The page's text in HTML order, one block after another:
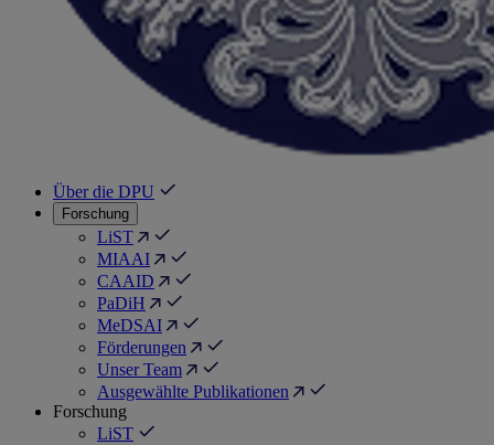
Über die DPU
Forschung
LiST
MIAAI
CAAID
PaDiH
MeDSAI
Förderungen
Unser Team
Ausgewählte Publikationen
Forschung
LiST